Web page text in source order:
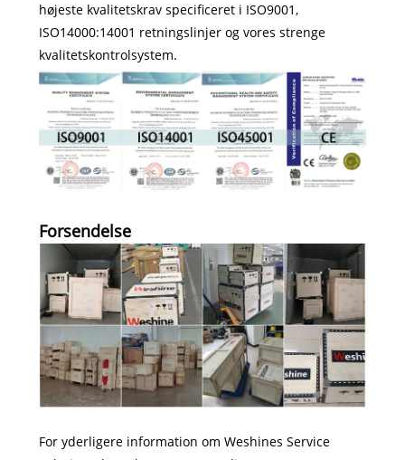
højeste kvalitetskrav specificeret i ISO9001,
ISO14000:14001 retningslinjer og vores strenge
kvalitetskontrolsystem.
Forsendelse
For yderligere information om Weshines Service